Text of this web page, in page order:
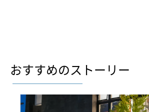
おすすめのストーリー